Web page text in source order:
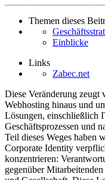
Themen dieses
Einblicke
Links
Zabec.net
Diese Veränderung zeugt
Webhosting hinaus und
Lösungen, einschließlich
Geschäftsprozessen und
Teil dieses Weges haben
Corporate Identity
konzentrieren:
gegenüber